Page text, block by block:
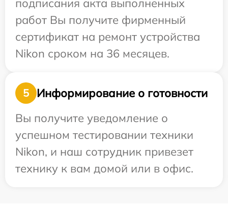
подписания акта выполненных
работ Вы получите фирменный
сертификат на ремонт устройства
Nikon сроком на 36 месяцев.
5
Информирование о готовности
Вы получите уведомление о
успешном тестировании техники
Nikon, и наш сотрудник привезет
технику к вам домой или в офис.